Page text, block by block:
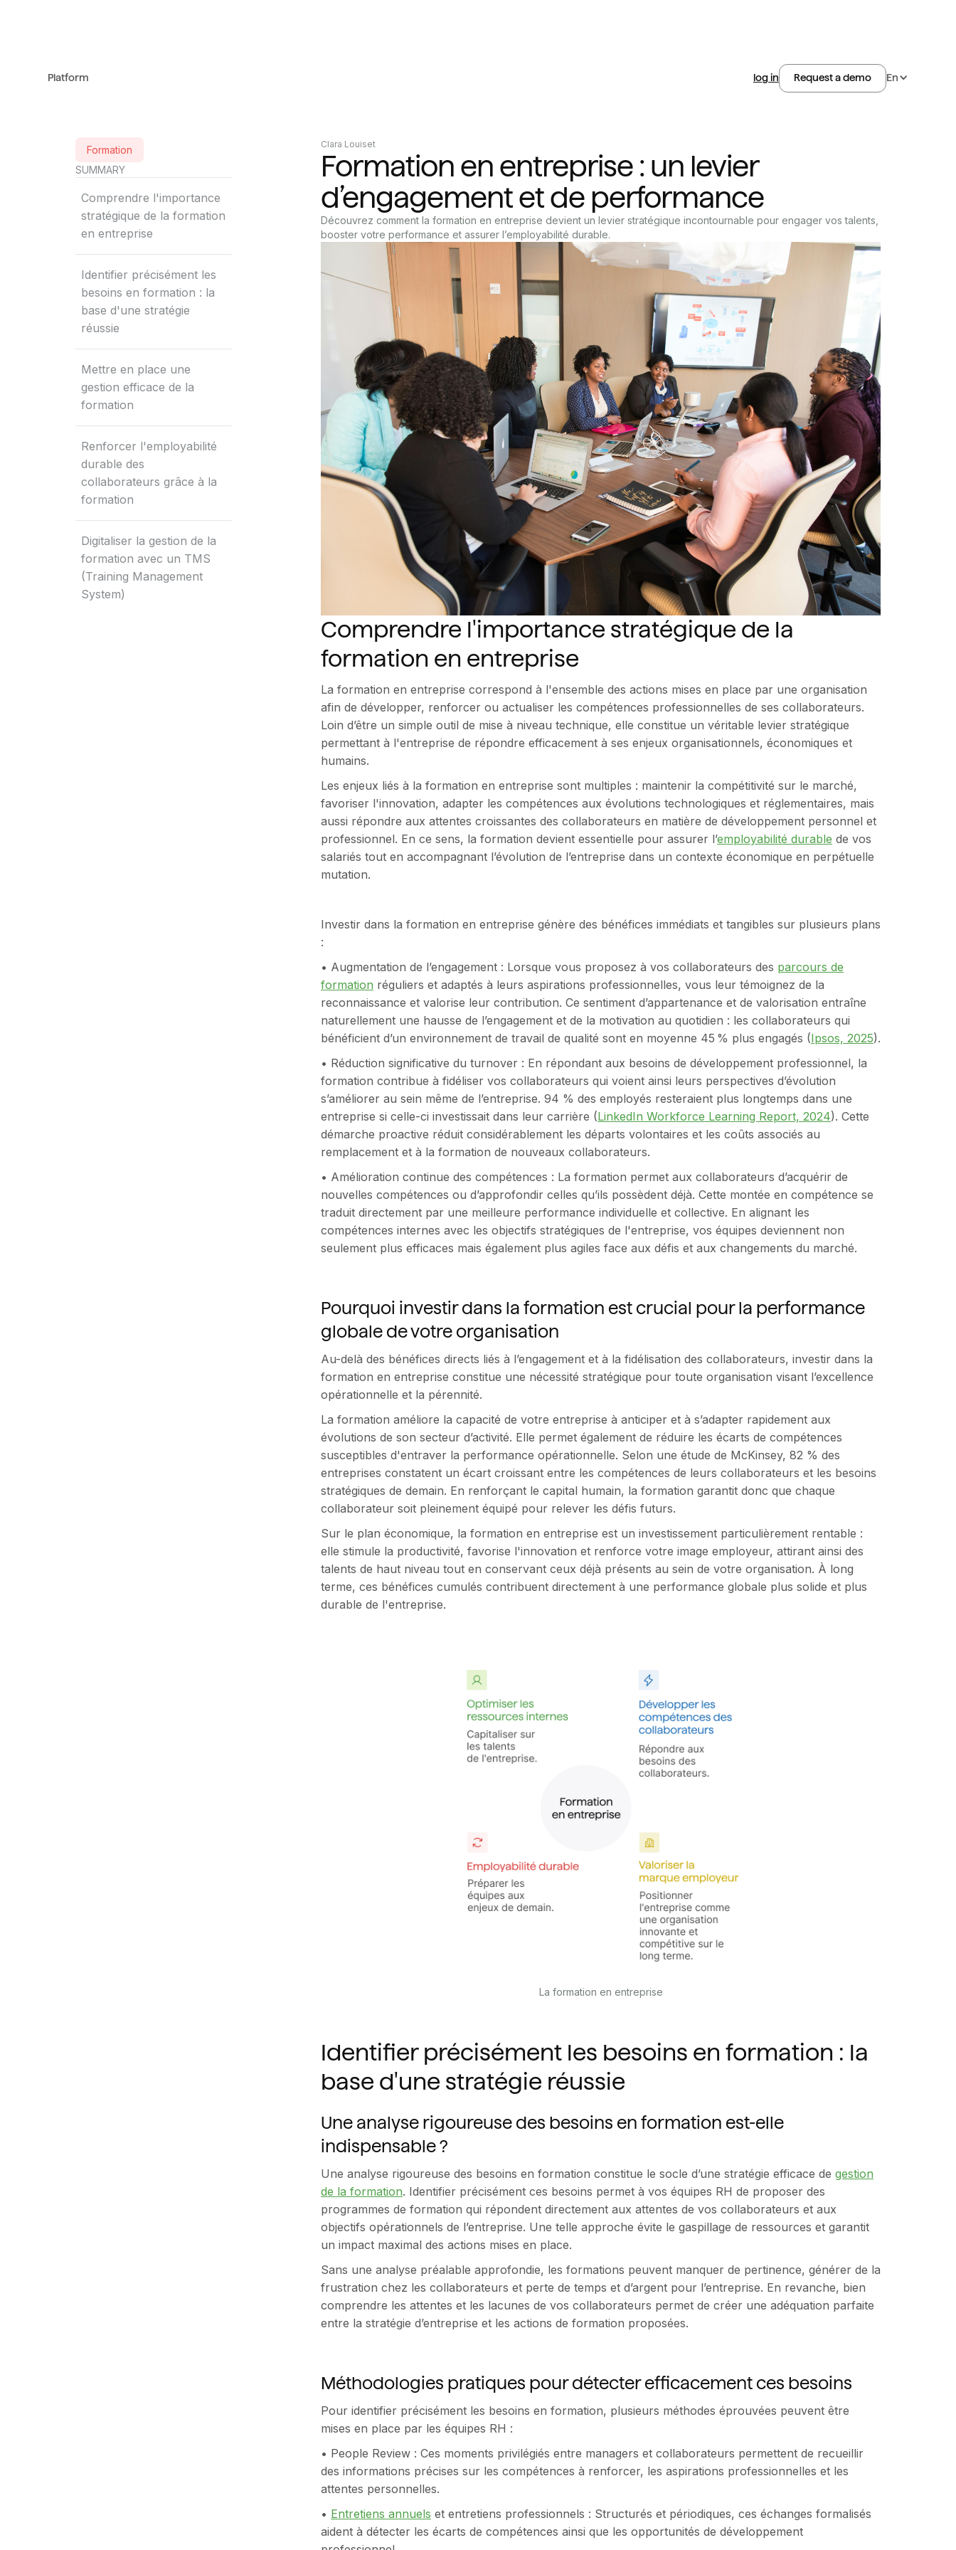
Platform log in Request a demo En
Formation
SUMMARY
Comprendre l'importance
stratégique de la formation
en entreprise
Identifier précisément les
besoins en formation : la
base d'une stratégie
réussie
Mettre en place une
gestion efficace de la
formation
Renforcer l'employabilité
durable des
collaborateurs grâce à la
formation
Digitaliser la gestion de la
formation avec un TMS
(Training Management
System)
Clara Louiset
Formation en entreprise : un levier
d’engagement et de performance
Découvrez comment la formation en entreprise devient un levier stratégique incontournable pour engager vos talents,
booster votre performance et assurer l’employabilité durable.
Comprendre l'importance stratégique de la
formation en entreprise
La formation en entreprise correspond à l'ensemble des actions mises en place par une organisation
afin de développer, renforcer ou actualiser les compétences professionnelles de ses collaborateurs.
Loin d’être un simple outil de mise à niveau technique, elle constitue un véritable levier stratégique
permettant à l'entreprise de répondre efficacement à ses enjeux organisationnels, économiques et
humains.
Les enjeux liés à la formation en entreprise sont multiples : maintenir la compétitivité sur le marché,
favoriser l'innovation, adapter les compétences aux évolutions technologiques et réglementaires, mais
aussi répondre aux attentes croissantes des collaborateurs en matière de développement personnel et
professionnel. En ce sens, la formation devient essentielle pour assurer l’employabilité durable de vos
salariés tout en accompagnant l’évolution de l’entreprise dans un contexte économique en perpétuelle
mutation.
Investir dans la formation en entreprise génère des bénéfices immédiats et tangibles sur plusieurs plans
:
• Augmentation de l’engagement : Lorsque vous proposez à vos collaborateurs des parcours de
formation réguliers et adaptés à leurs aspirations professionnelles, vous leur témoignez de la
reconnaissance et valorise leur contribution. Ce sentiment d’appartenance et de valorisation entraîne
naturellement une hausse de l’engagement et de la motivation au quotidien : les collaborateurs qui
bénéficient d’un environnement de travail de qualité sont en moyenne 45 % plus engagés (Ipsos, 2025).
• Réduction significative du turnover : En répondant aux besoins de développement professionnel, la
formation contribue à fidéliser vos collaborateurs qui voient ainsi leurs perspectives d’évolution
s’améliorer au sein même de l’entreprise. 94 % des employés resteraient plus longtemps dans une
entreprise si celle-ci investissait dans leur carrière (LinkedIn Workforce Learning Report, 2024). Cette
démarche proactive réduit considérablement les départs volontaires et les coûts associés au
remplacement et à la formation de nouveaux collaborateurs.
• Amélioration continue des compétences : La formation permet aux collaborateurs d’acquérir de
nouvelles compétences ou d’approfondir celles qu’ils possèdent déjà. Cette montée en compétence se
traduit directement par une meilleure performance individuelle et collective. En alignant les
compétences internes avec les objectifs stratégiques de l'entreprise, vos équipes deviennent non
seulement plus efficaces mais également plus agiles face aux défis et aux changements du marché.
Pourquoi investir dans la formation est crucial pour la performance
globale de votre organisation
Au-delà des bénéfices directs liés à l’engagement et à la fidélisation des collaborateurs, investir dans la
formation en entreprise constitue une nécessité stratégique pour toute organisation visant l’excellence
opérationnelle et la pérennité.
La formation améliore la capacité de votre entreprise à anticiper et à s’adapter rapidement aux
évolutions de son secteur d’activité. Elle permet également de réduire les écarts de compétences
susceptibles d'entraver la performance opérationnelle. Selon une étude de McKinsey, 82 % des
entreprises constatent un écart croissant entre les compétences de leurs collaborateurs et les besoins
stratégiques de demain. En renforçant le capital humain, la formation garantit donc que chaque
collaborateur soit pleinement équipé pour relever les défis futurs.
Sur le plan économique, la formation en entreprise est un investissement particulièrement rentable :
elle stimule la productivité, favorise l'innovation et renforce votre image employeur, attirant ainsi des
talents de haut niveau tout en conservant ceux déjà présents au sein de votre organisation. À long
terme, ces bénéfices cumulés contribuent directement à une performance globale plus solide et plus
durable de l'entreprise.
La formation en entreprise
Identifier précisément les besoins en formation : la
base d'une stratégie réussie
Une analyse rigoureuse des besoins en formation est-elle
indispensable ?
Une analyse rigoureuse des besoins en formation constitue le socle d’une stratégie efficace de gestion
de la formation. Identifier précisément ces besoins permet à vos équipes RH de proposer des
programmes de formation qui répondent directement aux attentes de vos collaborateurs et aux
objectifs opérationnels de l’entreprise. Une telle approche évite le gaspillage de ressources et garantit
un impact maximal des actions mises en place.
Sans une analyse préalable approfondie, les formations peuvent manquer de pertinence, générer de la
frustration chez les collaborateurs et perte de temps et d’argent pour l’entreprise. En revanche, bien
comprendre les attentes et les lacunes de vos collaborateurs permet de créer une adéquation parfaite
entre la stratégie d’entreprise et les actions de formation proposées.
Méthodologies pratiques pour détecter efficacement ces besoins
Pour identifier précisément les besoins en formation, plusieurs méthodes éprouvées peuvent être
mises en place par les équipes RH :
• People Review : Ces moments privilégiés entre managers et collaborateurs permettent de recueillir
des informations précises sur les compétences à renforcer, les aspirations professionnelles et les
attentes personnelles.
• Entretiens annuels et entretiens professionnels : Structurés et périodiques, ces échanges formalisés
aident à détecter les écarts de compétences ainsi que les opportunités de développement